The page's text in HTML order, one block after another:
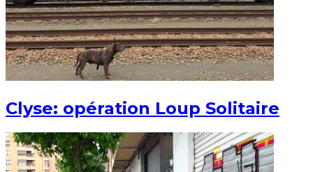
Clyse: opération Loup Solitaire